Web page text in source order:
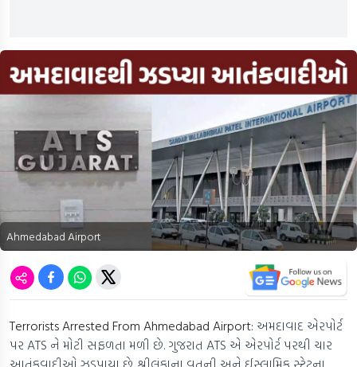
Ahmedabad Airport
Terrorists Arrested From Ahmedabad Airport: અમદાવાદ એરપોર્ટ
પર ATS ને મોટી સફળતા મળી છે. ગુજરાત ATS એ એરપોર્ટ પરથી ચાર